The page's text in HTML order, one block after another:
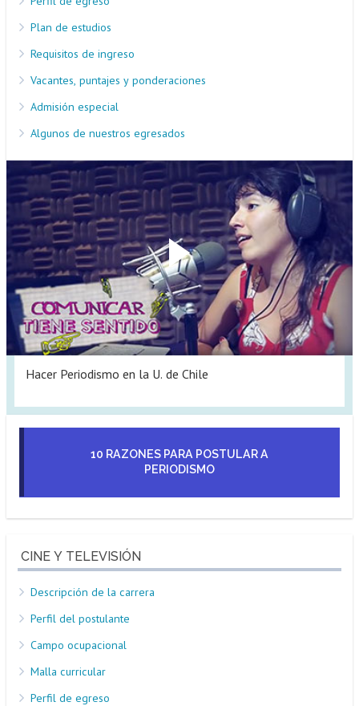
Plan de estudios
Requisitos de ingreso
Vacantes, puntajes y ponderaciones
Admisión especial
Algunos de nuestros egresados
Hacer Periodismo en la U. de Chile
10 RAZONES PARA POSTULAR A
PERIODISMO
CINE Y TELEVISIÓN
Descripción de la carrera
Perfil del postulante
Campo ocupacional
Malla curricular
Perfil de egreso